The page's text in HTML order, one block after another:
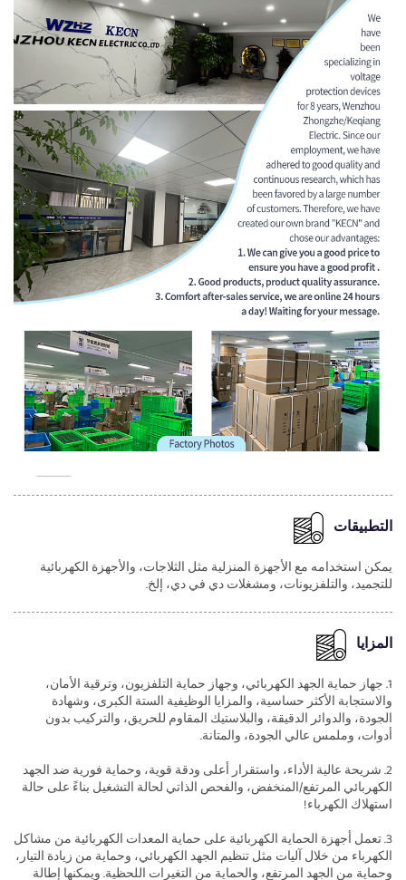
التطبيقات
يمكن استخدامه مع الأجهزة المنزلية مثل الثلاجات، والأجهزة الكهربائية
للتجميد، والتلفزيونات، ومشغلات دي في دي، إلخ.
المزايا
1. جهاز حماية الجهد الكهربائي، وجهاز حماية التلفزيون، وترقية الأمان،
والاستجابة الأكثر حساسية، والمزايا الوظيفية الستة الكبرى، وشهادة
الجودة، والدوائر الدقيقة، والبلاستيك المقاوم للحريق، والتركيب بدون
أدوات، وملمس عالي الجودة، والمتانة.
2. شريحة عالية الأداء، واستقرار أعلى ودقة قوية، وحماية فورية ضد الجهد
الكهربائي المرتفع/المنخفض، والفحص الذاتي لحالة التشغيل بناءً على حالة
استهلاك الكهرباء!
3. تعمل أجهزة الحماية الكهربائية على حماية المعدات الكهربائية من مشاكل
الكهرباء من خلال آليات مثل تنظيم الجهد الكهربائي، وحماية من زيادة التيار،
وحماية من الجهد المرتفع، والحماية من التغيرات اللحظية. ويمكنها إطالة